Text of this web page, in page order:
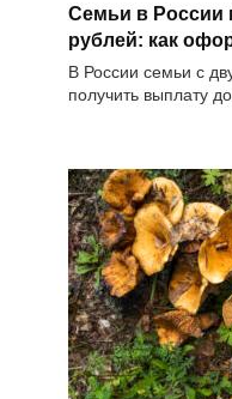
Семьи в России
рублей: как
В России семьи с
получить выплату